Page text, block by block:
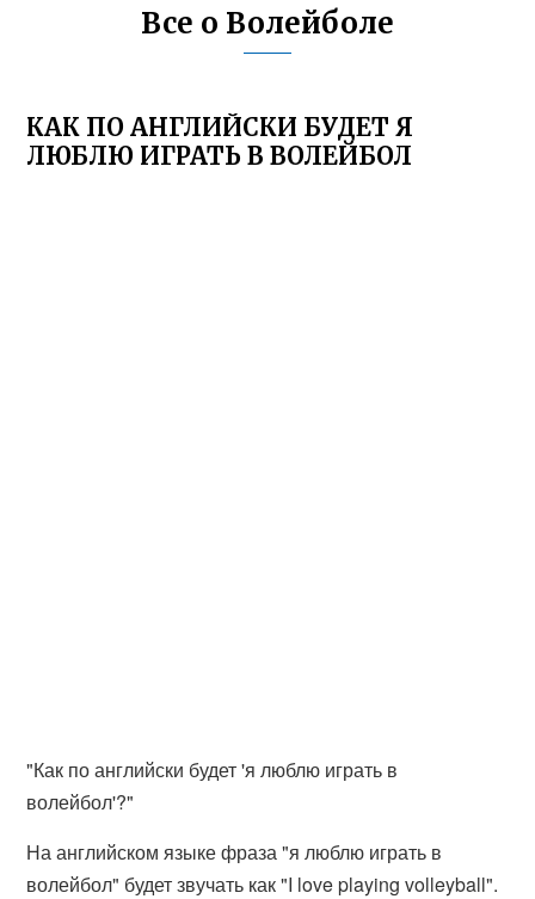
Все о Волейболе
КАК ПО АНГЛИЙСКИ БУДЕТ Я
ЛЮБЛЮ ИГРАТЬ В ВОЛЕЙБОЛ
"Как по английски будет 'я люблю играть в
волейбол'?"
На английском языке фраза "я люблю играть в
волейбол" будет звучать как "I love playing volleyball".